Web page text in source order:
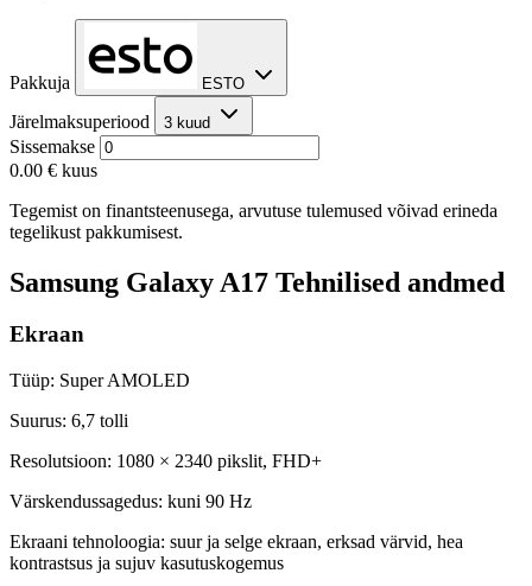
Pakkuja ESTO
Järelmaksuperiood 3 kuud
Sissemakse
0.00 € kuus
Tegemist on finantsteenusega, arvutuse tulemused võivad erineda
tegelikust pakkumisest.
Samsung Galaxy A17 Tehnilised andmed
Ekraan
Tüüp: Super AMOLED
Suurus: 6,7 tolli
Resolutsioon: 1080 × 2340 pikslit, FHD+
Värskendussagedus: kuni 90 Hz
Ekraani tehnoloogia: suur ja selge ekraan, erksad värvid, hea
kontrastsus ja sujuv kasutuskogemus